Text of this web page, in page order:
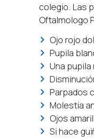
colegio. Las
Oftalmologo
Ojo rojo
Pupila
Una pupila
Parpados
Molestia
Ojos
Si hace